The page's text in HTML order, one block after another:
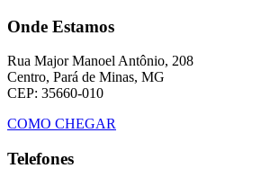
Onde Estamos
Rua Major Manoel Antônio, 208
Centro, Pará de Minas, MG
CEP: 35660-010
COMO CHEGAR
Telefones